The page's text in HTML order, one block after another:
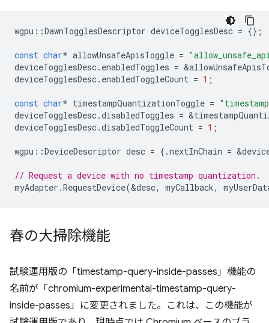
wgpu ::DawnTogglesDescriptor deviceTogglesDesc = {};
const char* allowUnsafeApisToggle =
deviceTogglesDesc. enabledToggles = &
deviceTogglesDesc. enabledToggleCount = 1 ;
const char* timestampQuantizationToggle =
deviceTogglesDesc.disabledToggles = &
deviceTogglesDesc.disabledToggleCount = 1 ;
wgpu ::DeviceDescriptor desc = {.nextInChain = &
// Request a device with no timestamp quantization.
myAdapter .RequestDevice(&desc, myCallback,
春の大掃除機能
試験運用版の「timestamp-query-inside-passes」機能の
名前が「chromium-experimental-timestamp-query-
inside-passes」に変更されました。これは、この機能が